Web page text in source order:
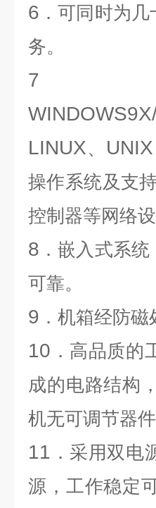
6 ．可同时为
务。
7
LINUX、 UNIX
操作系统及支持
控制器等网络设
8 ．嵌入式系
可靠。
9 ．机箱经防
10 ．高品质
成的电路结构
机无可调节器
11 ．采用双
源，工作稳定